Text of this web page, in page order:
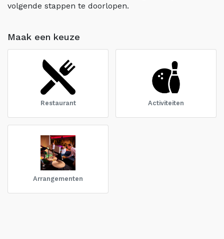
volgende stappen te doorlopen.
Maak een keuze
Restaurant Activiteiten
Arrangementen